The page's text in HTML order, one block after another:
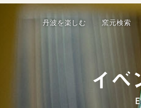
丹波を楽しむ 窯元検索
イベ